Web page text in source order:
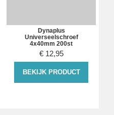
Dynaplus
Universeelschroef
4x40mm 200st
€ 12,95
BEKIJK PRODUCT